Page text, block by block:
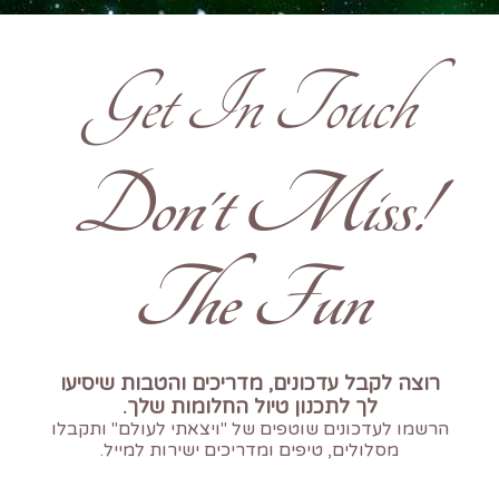
Get In Touch
!Don't Miss
The Fun